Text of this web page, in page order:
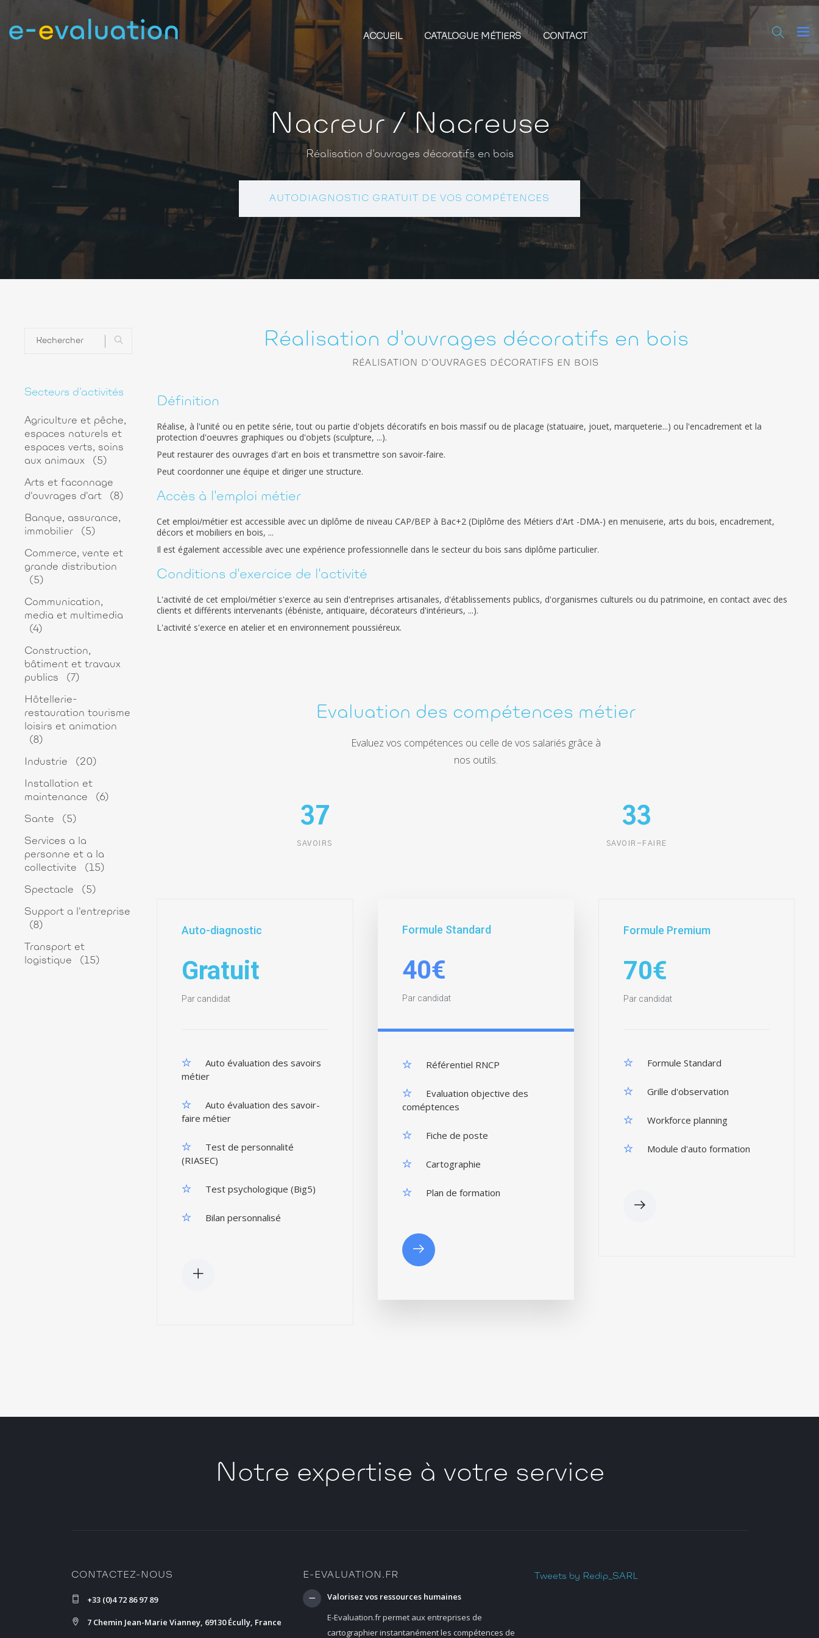
ACCUEIL CATALOGUE MÉTIERS CONTACT
Nacreur / Nacreuse
Réalisation d'ouvrages décoratifs en bois
AUTODIAGNOSTIC GRATUIT DE VOS COMPÉTENCES
Réalisation d'ouvrages décoratifs en bois
RÉALISATION D'OUVRAGES DÉCORATIFS EN BOIS
Définition
Réalise, à l'unité ou en petite série, tout ou partie d'objets décoratifs en bois massif ou de placage (statuaire, jouet, marqueterie...) ou l'encadrement et la
protection d'oeuvres graphiques ou d'objets (sculpture, ...).
Peut restaurer des ouvrages d'art en bois et transmettre son savoir-faire.
Peut coordonner une équipe et diriger une structure.
Accès à l'emploi métier
Cet emploi/métier est accessible avec un diplôme de niveau CAP/BEP à Bac+2 (Diplôme des Métiers d'Art -DMA-) en menuiserie, arts du bois, encadrement,
décors et mobiliers en bois, ...
Il est également accessible avec une expérience professionnelle dans le secteur du bois sans diplôme particulier.
Conditions d'exercice de l'activité
L'activité de cet emploi/métier s'exerce au sein d'entreprises artisanales, d'établissements publics, d'organismes culturels ou du patrimoine, en contact avec des
clients et différents intervenants (ébéniste, antiquaire, décorateurs d'intérieurs, ...).
L'activité s'exerce en atelier et en environnement poussiéreux.
Evaluation des compétences métier
Evaluez vos compétences ou celle de vos salariés grâce à
nos outils.
37
SAVOIRS
33
SAVOIR-FAIRE
Auto-diagnostic
Gratuit
Par candidat
Auto évaluation des savoirs
métier
Auto évaluation des savoir-
faire métier
Test de personnalité
(RIASEC)
Test psychologique (Big5)
Bilan personnalisé
Formule Standard
40€
Par candidat
Référentiel RNCP
Evaluation objective des
coméptences
Fiche de poste
Cartographie
Plan de formation
Formule Premium
70€
Par candidat
Formule Standard
Grille d'observation
Workforce planning
Module d'auto formation
Secteurs d'activités
Agriculture et pêche,
espaces naturels et
espaces verts, soins
aux animaux
(5)
Arts et faconnage
d'ouvrages d'art
(8)
Banque, assurance,
immobilier
(5)
Commerce, vente et
grande distribution
(5)
Communication,
media et multimedia
(4)
Construction,
bâtiment et travaux
publics
(7)
Hôtellerie-
restauration tourisme
loisirs et animation
(8)
Industrie (20)
Installation et
maintenance
(6)
Sante (5)
Services a la
personne et a la
collectivite
(15)
Spectacle (5)
Support a l'entreprise
(8)
Transport et
logistique
(15)
Notre expertise à votre service
CONTACTEZ-NOUS
+33 (0)4 72 86 97 89
7 Chemin Jean-Marie Vianney, 69130 Écully, France
E-EVALUATION.FR
Valorisez vos ressources humaines
E-Evaluation.fr permet aux entreprises de
cartographier instantanément les compétences de
Tweets by Redip_SARL